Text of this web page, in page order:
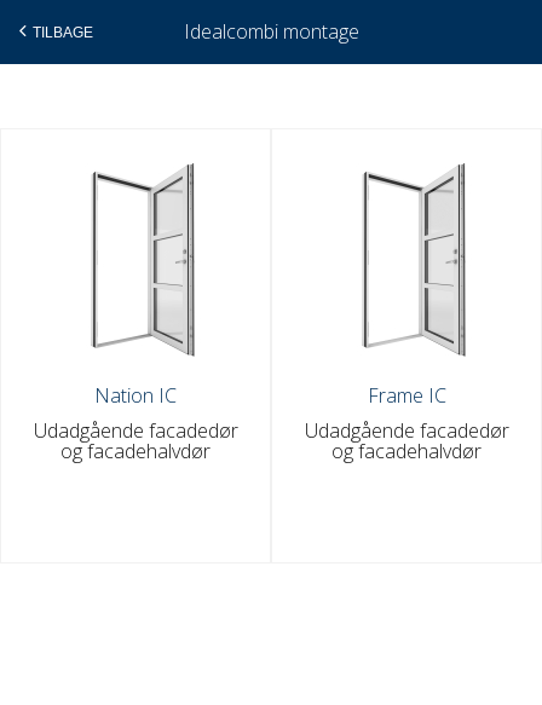
TILBAGE Idealcombi montage
Nation IC
Udadgående facadedør
og facadehalvdør
Frame IC
Udadgående facadedør
og facadehalvdør